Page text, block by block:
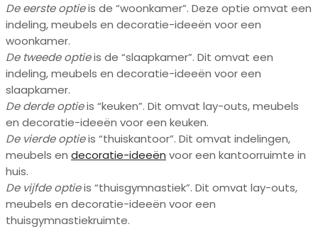
De eerste optieis de “woonkamer”. Deze optie omvat een
indeling, meubels en decoratie-ideeën voor een
woonkamer.
De tweede optieis de “slaapkamer”. Dit omvat een
indeling, meubels en decoratie-ideeën voor een
slaapkamer.
De derde optieis “keuken”. Dit omvat lay-outs, meubels
en decoratie-ideeën voor een keuken.
De vierde optieis “thuiskantoor”. Dit omvat indelingen,
meubels en decoratie-ideeën voor een kantoorruimte in
huis.
De vijfde optieis “thuisgymnastiek”. Dit omvat lay-outs,
meubels en decoratie-ideeën voor een
thuisgymnastiekruimte.